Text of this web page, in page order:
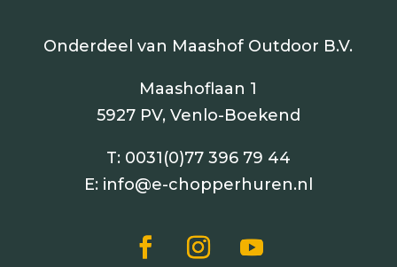
Onderdeel van Maashof Outdoor B.V.
Maashoflaan 1
5927 PV, Venlo-Boekend
T: 0031(0)77 396 79 44
E: info@e-chopperhuren.nl